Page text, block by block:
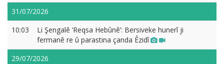
31/07/2026
10:03
Li Şengalê ‘Reqsa Hebûnê’: Bersiveke hunerî ji
fermanê re û parastina çanda Êzidî
29/07/2026